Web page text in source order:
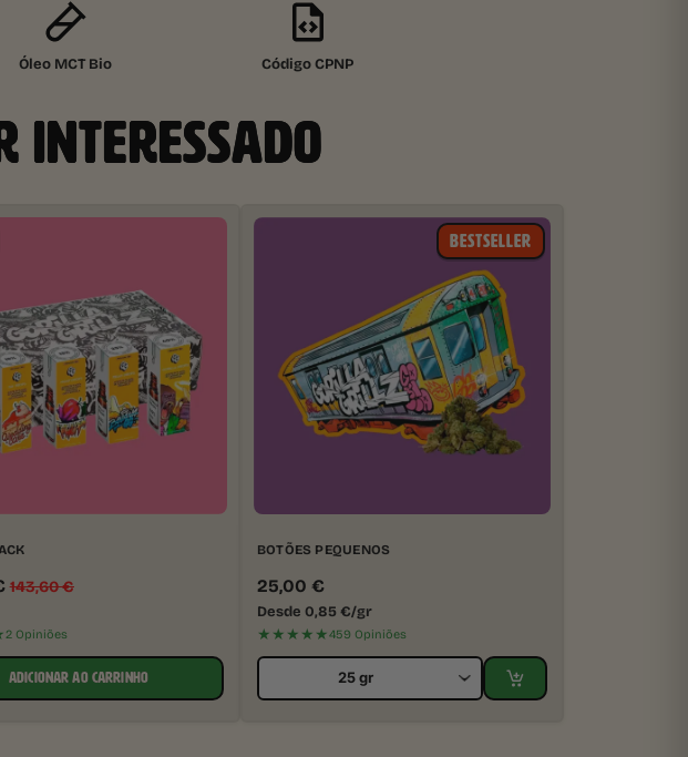
Óleo MCT Bio Código CPNP
INTERESSADO
143,60€
2 Opiniões
ADICIONAR AO CARRINHO
BESTSELLER
BOTÕES PEQUENOS
25,00 €
Desde 0,85 €/gr
★★★★★459 Opiniões